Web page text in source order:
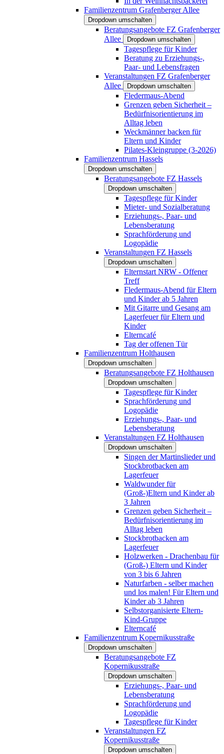
Familienzentrum Grafenberger Allee
Dropdown umschalten
Beratungsangebote FZ Grafenberger
Allee
Dropdown umschalten
Tagespflege für Kinder
Beratung zu Erziehungs-,
Paar- und Lebensfragen
Veranstaltungen FZ Grafenberger
Allee
Dropdown umschalten
Fledermaus-Abend
Grenzen geben Sicherheit –
Bedürfnisorientierung im
Alltag leben
Weckmänner backen für
Eltern und Kinder
Pilates-Kleingruppe (3-2026)
Familienzentrum Hassels
Dropdown umschalten
Beratungsangebote FZ Hassels
Dropdown umschalten
Tagespflege für Kinder
Mieter- und Sozialberatung
Erziehungs-, Paar- und
Lebensberatung
Sprachförderung und
Logopädie
Veranstaltungen FZ Hassels
Dropdown umschalten
Elternstart NRW - Offener
Treff
Fledermaus-Abend für Eltern
und Kinder ab 5 Jahren
Mit Gitarre und Gesang am
Lagerfeuer für Eltern und
Kinder
Elterncafé
Tag der offenen Tür
Familienzentrum Holthausen
Dropdown umschalten
Beratungsangebote FZ Holthausen
Dropdown umschalten
Tagespflege für Kinder
Sprachförderung und
Logopädie
Erziehungs-, Paar- und
Lebensberatung
Veranstaltungen FZ Holthausen
Dropdown umschalten
Singen der Martinslieder und
Stockbrotbacken am
Lagerfeuer
Waldwunder für
(Groß-)Eltern und Kinder ab
3 Jahren
Grenzen geben Sicherheit –
Bedürfnisorientierung im
Alltag leben
Stockbrotbacken am
Lagerfeuer
Holzwerken - Drachenbau für
(Groß-) Eltern und Kinder
von 3 bis 6 Jahren
Naturfarben - selber machen
und los malen! Für Eltern und
Kinder ab 3 Jahren
Selbstorganisierte Eltern-
Kind-Gruppe
Elterncafé
Familienzentrum Kopernikusstraße
Dropdown umschalten
Beratungsangebote FZ
Kopernikusstraße
Dropdown umschalten
Erziehungs-, Paar- und
Lebensberatung
Sprachförderung und
Logopädie
Tagespflege für Kinder
Veranstaltungen FZ
Kopernikusstraße
Dropdown umschalten